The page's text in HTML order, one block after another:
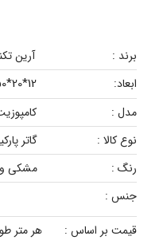
برند :
آرین
ابعاد:
12*20*50 cm
مدل :
نوع کالا :
گاتر
رنگ :
مشکی
جنس :
قیمت بر اساس :
هر متر